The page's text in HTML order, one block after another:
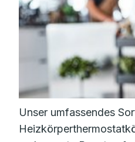
Unser umfassendes